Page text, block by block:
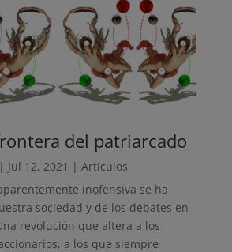
del patriarcado
Jul 12, 2021 | Artículos
inofensiva se ha
sociedad y de los debates en
revolución que altera a los
a los que siempre